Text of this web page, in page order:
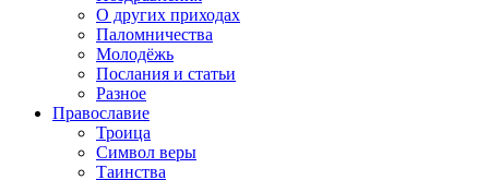
О других приходах
Паломничества
Молодёжь
Послания и статьи
Разное
Православие
Троица
Символ веры
Таинства